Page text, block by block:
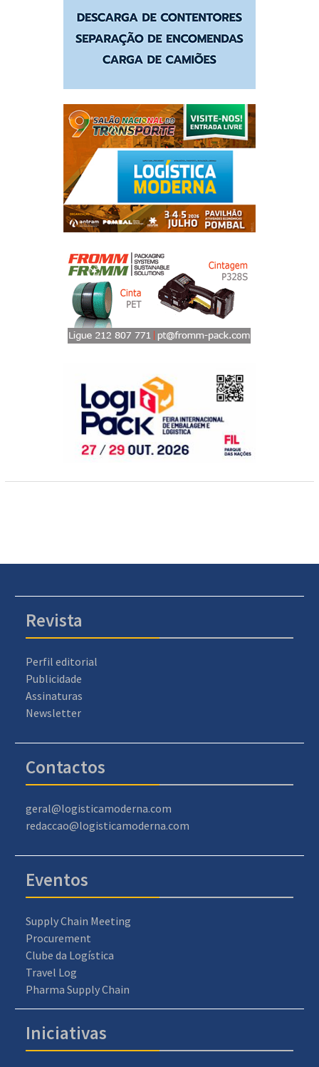
Revista
Perfil editorial
Publicidade
Assinaturas
Newsletter
Contactos
geral@logisticamoderna.com
redaccao@logisticamoderna.com
Eventos
Supply Chain Meeting
Procurement
Clube da Logística
Travel Log
Pharma Supply Chain
Iniciativas